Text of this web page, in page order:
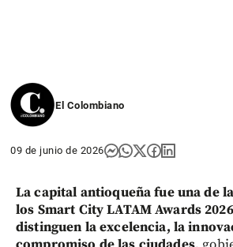
El Colombiano
09 de junio de 2026
La capital antioqueña fue una de
los Smart City LATAM Awards 2026
distinguen la excelencia, la